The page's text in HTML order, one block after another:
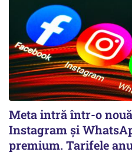
Meta intră într-o nouă
Instagram și
premium. Tarifele